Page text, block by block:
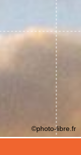
©photo-libre.fr